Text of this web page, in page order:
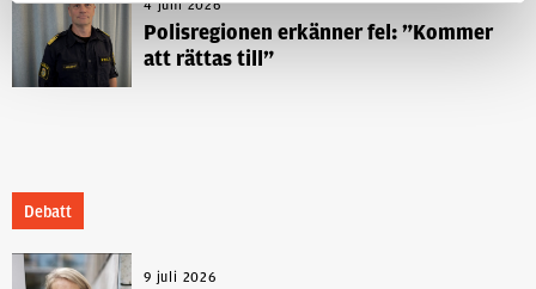
4 juni 2026
Polisregionen erkänner fel: ”Kommer
att rättas till”
Debatt
9 juli 2026